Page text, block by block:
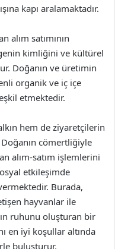
kapı aralamaktadır.
alım satımının
kimliğini ve kültürel
Doğanın ve üretimin
organik ve iç içe
etmektedir.
hem de ziyaretçilerin
cömertliğiyle
alım-satım işlemlerini
etkileşimde
Burada,
hayvanlar ile
ruhunu oluşturan bir
en iyi koşullar altında
buluşturur.